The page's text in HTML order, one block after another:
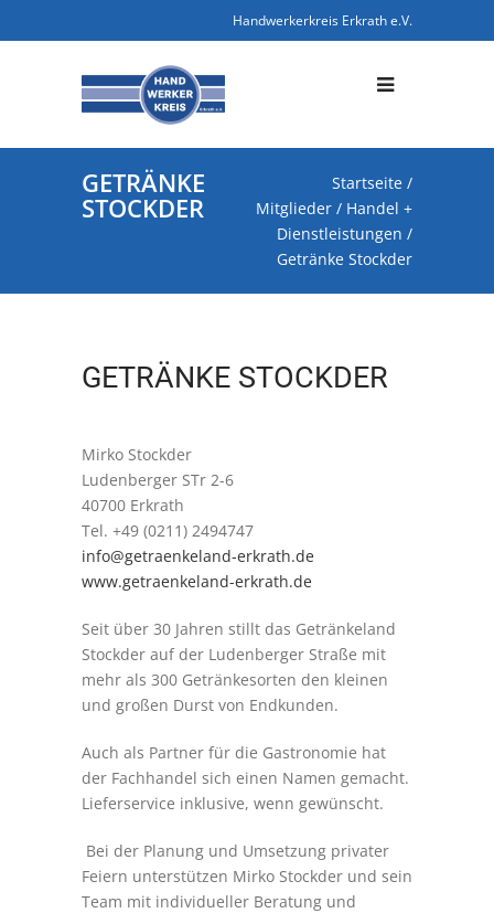
Handwerkerkreis Erkrath e.V.
GETRÄNKE
STOCKDER
Startseite /
Mitglieder / Handel +
Dienstleistungen /
Getränke Stockder
GETRÄNKE STOCKDER
Mirko Stockder
Ludenberger STr 2-6
40700 Erkrath
Tel. +49 (0211) 2494747
info@getraenkeland-erkrath.de
www.getraenkeland-erkrath.de
Seit über 30 Jahren stillt das Getränkeland
Stockder auf der Ludenberger Straße mit
mehr als 300 Getränkesorten den kleinen
und großen Durst von Endkunden.
Auch als Partner für die Gastronomie hat
der Fachhandel sich einen Namen gemacht.
Lieferservice inklusive, wenn gewünscht.
Bei der Planung und Umsetzung privater
Feiern unterstützen Mirko Stockder und sein
Team mit individueller Beratung und